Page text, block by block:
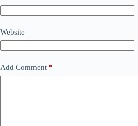
Website
Add Comment *